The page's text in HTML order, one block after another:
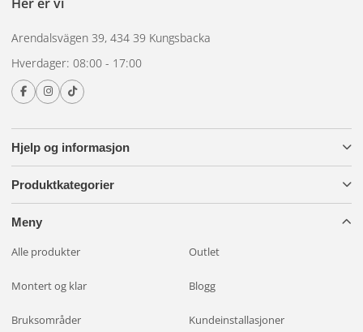
Hjelp og informasjon
Produktkategorier
Meny
Alle produkter Outlet
Montert og klar Blogg
Bruksområder Kundeinstallasjoner
Arendalsvägen 39, 434 39 Kungsbacka
Hverdager: 08:00 - 17:00